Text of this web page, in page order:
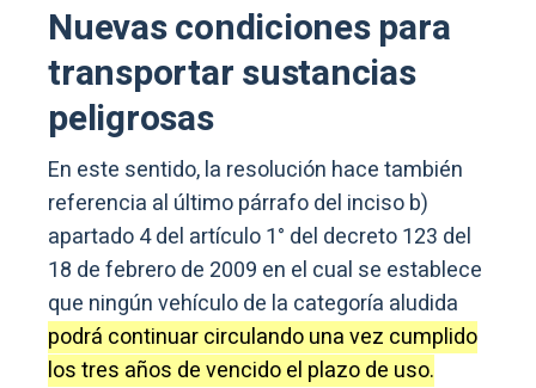
Nuevas condiciones para
transportar sustancias
peligrosas
En este sentido, la resolución hace también
referencia al último párrafo del inciso b)
apartado 4 del artículo 1° del decreto 123 del
18 de febrero de 2009 en el cual se establece
que ningún vehículo de la categoría aludida
podrá continuar circulando una vez cumplido
los tres años de vencido el plazo de uso.